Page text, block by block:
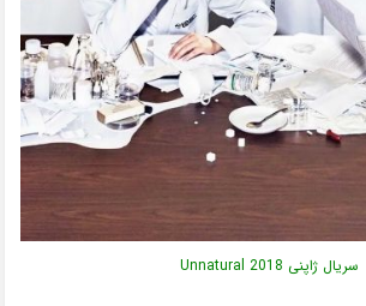
سریال ژاپنی Unnatural 2018